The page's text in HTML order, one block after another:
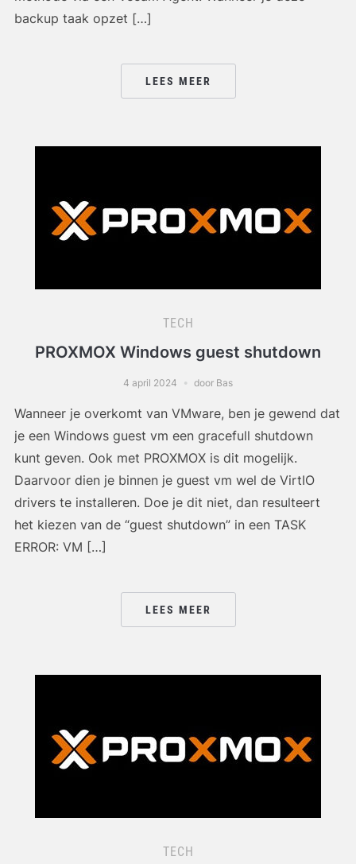
backup taak opzet […]
LEES MEER
TECH
PROXMOX Windows guest shutdown
4 april 2024 door Bas
Wanneer je overkomt van VMware, ben je gewend dat
je een Windows guest vm een gracefull shutdown
kunt geven. Ook met PROXMOX is dit mogelijk.
Daarvoor dien je binnen je guest vm wel de VirtIO
drivers te installeren. Doe je dit niet, dan resulteert
het kiezen van de “guest shutdown” in een TASK
ERROR: VM […]
LEES MEER
TECH